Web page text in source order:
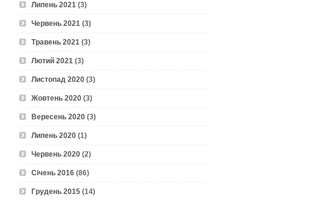
Липень 2021 (3)
Червень 2021 (3)
Травень 2021 (3)
Лютий 2021 (3)
Листопад 2020 (3)
Жовтень 2020 (3)
Вересень 2020 (3)
Липень 2020 (1)
Червень 2020 (2)
Січень 2016 (86)
Грудень 2015 (14)